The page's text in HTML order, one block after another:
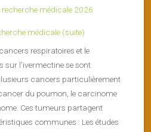
médicale (suite)
respiratoires et le
sur l’ivermectine se sont
cancers particulièrement
du poumon, le carcinome
Ces tumeurs partagent
communes : Les études